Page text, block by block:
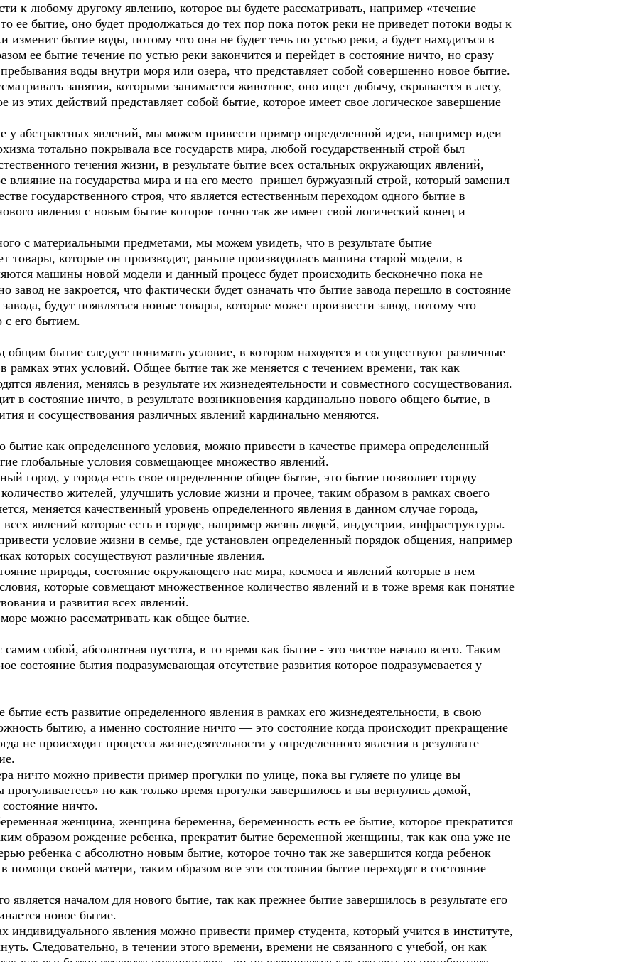
к любому другому явлению, которое вы будете рассматривать, например «течение
ее бытие, оно будет продолжаться до тех пор пока поток реки не приведет потоки воды к
изменит бытие воды, потому что она не будет течь по устью реки, а будет находиться в
ее бытие течение по устью реки закончится и перейдет в состояние ничто, но сразу
воды внутри моря или озера, что представляет собой совершенно новое бытие.
занятия, которыми занимается животное, оно ищет добычу, скрывается в лесу,
из этих действий представляет собой бытие, которое имеет свое логическое завершение
у абстрактных явлений, мы можем привести пример определенной идеи, например идеи
тотально покрывала все государств мира, любой государственный строй был
течения жизни, в результате бытие всех остальных окружающих явлений,
влияние на государства мира и на его место пришел буржуазный строй, который заменил
государственного строя, что является естественным переходом одного бытие в
явления с новым бытие которое точно так же имеет свой логический конец и
с материальными предметами, мы можем увидеть, что в результате бытие
товары, которые он производит, раньше производилась машина старой модели, в
машины новой модели и данный процесс будет происходить бесконечно пока не
завод не закроется, что фактически будет означать что бытие завода перешло в состояние
будут появляться новые товары, которые может произвести завод, потому что
с его бытием.
бытие следует понимать условие, в котором находятся и сосуществуют различные
рамках этих условий. Общее бытие так же меняется с течением времени, так как
явления, меняясь в результате их жизнедеятельности и совместного сосуществования.
в состояние ничто, в результате возникновения кардинально нового общего бытие, в
и сосуществования различных явлений кардинально меняются.
как определенного условия, можно привести в качестве примера определенный
глобальные условия совмещающее множество явлений.
город, у города есть свое определенное общее бытие, это бытие позволяет городу
жителей, улучшить условие жизни и прочее, таким образом в рамках своего
меняется качественный уровень определенного явления в данном случае города,
явлений которые есть в городе, например жизнь людей, индустрии, инфраструктуры.
условие жизни в семье, где установлен определенный порядок общения, например
которых сосуществуют различные явления.
природы, состояние окружающего нас мира, космоса и явлений которые в нем
которые совмещают множественное количество явлений и в тоже время как понятие
и развития всех явлений.
можно рассматривать как общее бытие.
собой, абсолютная пустота, в то время как бытие - это чистое начало всего. Таким
состояние бытия подразумевающая отсутствие развития которое подразумевается у
есть развитие определенного явления в рамках его жизнедеятельности, в свою
бытию, а именно состояние ничто — это состояние когда происходит прекращение
не происходит процесса жизнедеятельности у определенного явления в результате
ничто можно привести пример прогулки по улице, пока вы гуляете по улице вы
но как только время прогулки завершилось и вы вернулись домой,
ничто.
женщина, женщина беременна, беременность есть ее бытие, которое прекратится
образом рождение ребенка, прекратит бытие беременной женщины, так как она уже не
ребенка с абсолютно новым бытие, которое точно так же завершится когда ребенок
помощи своей матери, таким образом все эти состояния бытие переходят в состояние
является началом для нового бытие, так как прежнее бытие завершилось в результате его
новое бытие.
индивидуального явления можно привести пример студента, который учится в институте,
Следовательно, в течении этого времени, времени не связанного с учебой, он как